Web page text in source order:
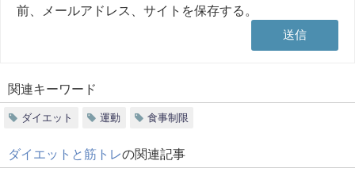
前、メールアドレス、サイトを保存する。
関連キーワード
ダイエット 運動 食事制限
ダイエットと筋トレの関連記事